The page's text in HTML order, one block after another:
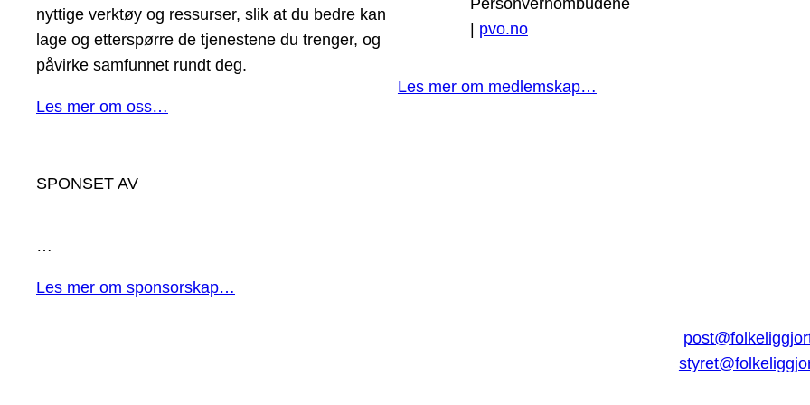
nyttige verktøy og ressurser, slik at du bedre kan
lage og etterspørre de tjenestene du trenger, og
påvirke samfunnet rundt deg.
Les mer om oss…
| pvo.no
Les mer om medlemskap…
SPONSET AV
…
Les mer om sponsorskap…